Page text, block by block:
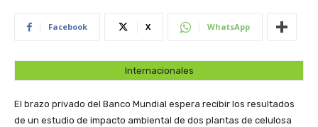
Facebook X WhatsApp
Internacionales
El brazo privado del Banco Mundial espera recibir los resultados
de un estudio de impacto ambiental de dos plantas de celulosa